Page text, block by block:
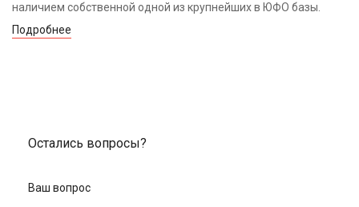
наличием собственной одной из крупнейших в ЮФО базы.
Подробнее
Остались вопросы?
Ваш вопрос